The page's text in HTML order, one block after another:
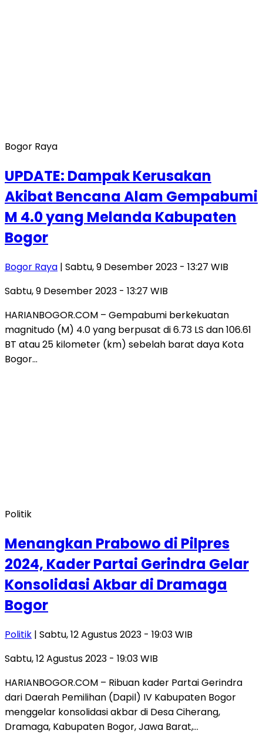
Bogor Raya
UPDATE: Dampak Kerusakan
Akibat Bencana Alam Gempabumi
M 4.0 yang Melanda Kabupaten
Bogor
Bogor Raya | Sabtu, 9 Desember 2023 - 13:27 WIB
Sabtu, 9 Desember 2023 - 13:27 WIB
HARIANBOGOR.COM – Gempabumi berkekuatan
magnitudo (M) 4.0 yang berpusat di 6.73 LS dan 106.61
BT atau 25 kilometer (km) sebelah barat daya Kota
Bogor…
Politik
Menangkan Prabowo di Pilpres
2024, Kader Partai Gerindra Gelar
Konsolidasi Akbar di Dramaga
Bogor
Politik | Sabtu, 12 Agustus 2023 - 19:03 WIB
Sabtu, 12 Agustus 2023 - 19:03 WIB
HARIANBOGOR.COM – Ribuan kader Partai Gerindra
dari Daerah Pemilihan (Dapil) IV Kabupaten Bogor
menggelar konsolidasi akbar di Desa Ciherang,
Dramaga, Kabupaten Bogor, Jawa Barat,…